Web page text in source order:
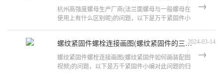
杭州高强度螺母生产厂商(法兰面螺母与一般螺母在
使用上有什么区别呢)的问题，以下是万千紧固件小
螺纹紧固件螺栓连接画图(螺纹紧固件的三种连接方式)
2024-03-14
螺纹紧固件螺栓连接画图(螺纹紧固件如何画装配图
视频)的问题，以下是万千紧固件小编对此问题的归